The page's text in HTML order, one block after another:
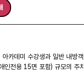
카데미 수강생과 일반 내방
인전용 15면 포함) 규모의 주